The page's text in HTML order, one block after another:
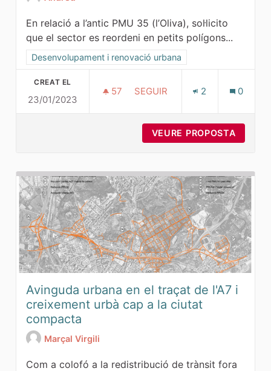
En relació a l’antic PMU 35 (l’Oliva), sol·licito
que el sector es reordeni en petits polígons...
Resultats al filtrar per la categoria: Desenvolupament i
Desenvolupament i renovació urbana
CREAT EL
23/01/2023
57 57 SEGUIDORES
SEGUIR 2 0
VEURE PROPOSTA
Avinguda urbana en el traçat de l'A7 i
creixement urbà cap a la ciutat
compacta
Marçal Virgili
Com a colofó a la redistribució de trànsit fora